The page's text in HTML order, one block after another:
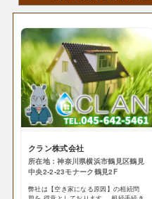
クラン株式会社
所在地：神奈川県横浜市鶴見区鶴見
中央2-2-23モナーク鶴見2F
弊社は【空き家になる原因】の相続問